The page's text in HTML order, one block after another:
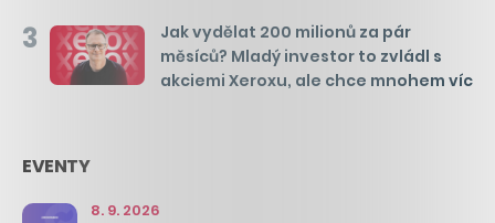
3
Jak vydělat 200 milionů za pár
měsíců? Mladý investor to zvládl s
akciemi Xeroxu, ale chce mnohem víc
EVENTY
8. 9. 2026